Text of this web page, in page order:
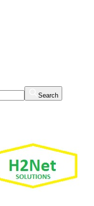
Search